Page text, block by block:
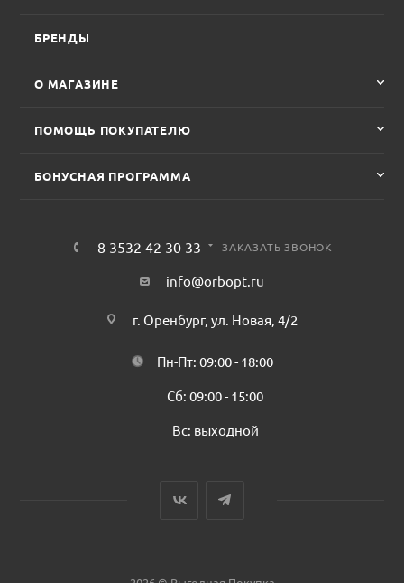
БРЕНДЫ
О МАГАЗИНЕ
ПОМОЩЬ ПОКУПАТЕЛЮ
БОНУСНАЯ ПРОГРАММА
8 3532 42 30 33 ЗАКАЗАТЬ ЗВОНОК
info@orbopt.ru
г. Оренбург, ул. Новая, 4/2
Пн-Пт: 09:00 - 18:00
Сб: 09:00 - 15:00
Вс: выходной